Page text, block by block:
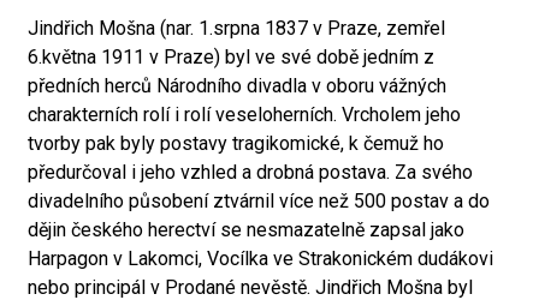
Jindřich Mošna (nar. 1.srpna 1837 v Praze, zemřel
6.května 1911 v Praze) byl ve své době jedním z
předních herců Národního divadla v oboru vážných
charakterních rolí i rolí veseloherních. Vrcholem jeho
tvorby pak byly postavy tragikomické, k čemuž ho
předurčoval i jeho vzhled a drobná postava. Za svého
divadelního působení ztvárnil více než 500 postav a do
dějin českého herectví se nesmazatelně zapsal jako
Harpagon v Lakomci, Vocílka ve Strakonickém dudákovi
nebo principál v Prodané nevěstě. Jindřich Mošna byl